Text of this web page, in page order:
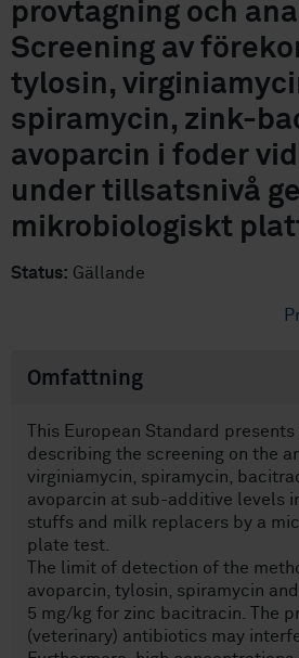
provtagning och
Screening av
tylosin,
spiramycin, zink-
avoparcin i foder
under tillsatsnivå
mikrobiologiskt
Status: Gällande
Omfattning
This European Standard presents
describing the screening on the
virginiamycin, spiramycin,
avoparcin at sub-additive levels
stuffs and milk replacers by a
plate test.
The limit of detection of the
avoparcin, tylosin, spiramycin
5 mg/kg for zinc bacitracin. The
(veterinary) antibiotics may